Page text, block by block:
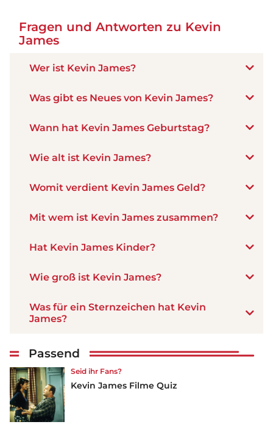
Fragen und Antworten zu Kevin
James
Wer ist Kevin James?
Was gibt es Neues von Kevin James?
Wann hat Kevin James Geburtstag?
Wie alt ist Kevin James?
Womit verdient Kevin James Geld?
Mit wem ist Kevin James zusammen?
Hat Kevin James Kinder?
Wie groß ist Kevin James?
Was für ein Sternzeichen hat Kevin
James?
Passend
Seid ihr Fans?
Kevin James Filme Quiz